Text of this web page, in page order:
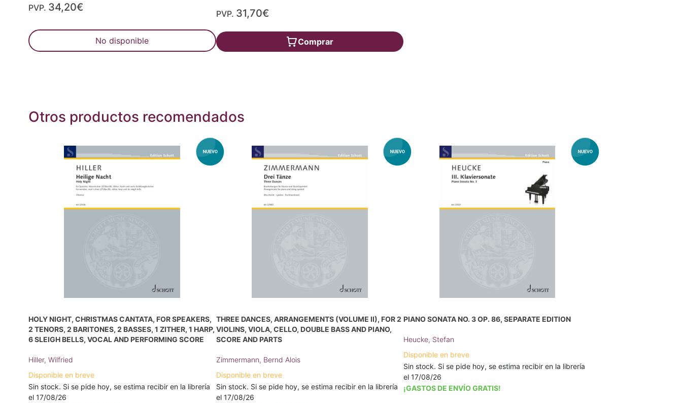
PVP. 34,20€
No disponible
PVP. 31,70€
Comprar
Otros productos recomendados
HOLY NIGHT, CHRISTMAS CANTATA, FOR SPEAKERS,
2 TENORS, 2 BARITONES, 2 BASSES, 1 ZITHER, 1 HARP,
6 SLEIGH BELLS, VOCAL AND PERFORMING SCORE
Hiller, Wilfried
Disponible en breve
Sin stock. Si se pide hoy, se estima recibir en la librería
el 17/08/26
THREE DANCES, ARRANGEMENTS (VOLUME II), FOR 2
VIOLINS, VIOLA, CELLO, DOUBLE BASS AND PIANO,
SCORE AND PARTS
Zimmermann, Bernd Alois
Disponible en breve
Sin stock. Si se pide hoy, se estima recibir en la librería
el 17/08/26
PIANO SONATA NO. 3 OP. 86, SEPARATE EDITION
Heucke, Stefan
Disponible en breve
Sin stock. Si se pide hoy, se estima recibir en la librería
el 17/08/26
¡GASTOS DE ENVÍO GRATIS!